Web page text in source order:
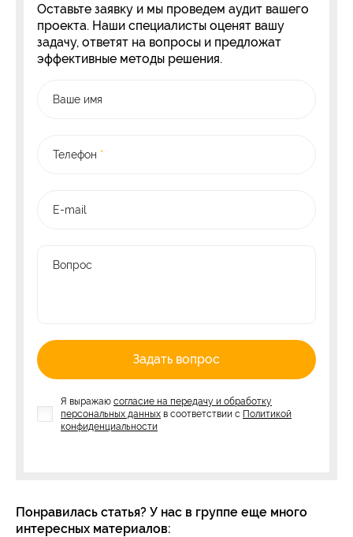
Оставьте заявку и мы проведем аудит вашего
проекта. Наши специалисты оценят вашу
задачу, ответят на вопросы и предложат
эффективные методы решения.
Ваше имя
Телефон *
E-mail
Вопрос
Задать вопрос
Я выражаю согласие на передачу и обработку
персональных данных в соответствии с Политикой
конфиденциальности
Понравилась статья? У нас в группе еще много
интересных материалов: